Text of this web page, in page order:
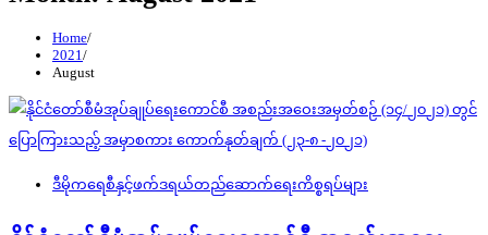
Home
2021
August
ဒီမိုကရေစီနှင့်ဖက်ဒရယ်တည်ဆောက်‌ရေးကိစ္စရပ်များ